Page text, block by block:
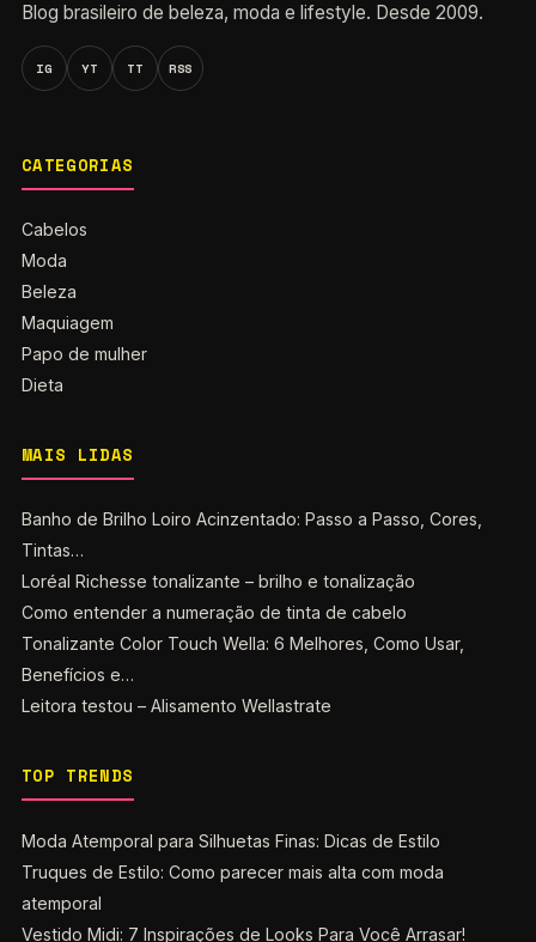
Blog brasileiro de beleza, moda e lifestyle. Desde 2009.
IG YT TT RSS
CATEGORIAS
Cabelos
Moda
Beleza
Maquiagem
Papo de mulher
Dieta
MAIS LIDAS
Banho de Brilho Loiro Acinzentado: Passo a Passo, Cores,
Tintas…
Loréal Richesse tonalizante – brilho e tonalização
Como entender a numeração de tinta de cabelo
Tonalizante Color Touch Wella: 6 Melhores, Como Usar,
Benefícios e…
Leitora testou – Alisamento Wellastrate
TOP TRENDS
Moda Atemporal para Silhuetas Finas: Dicas de Estilo
Truques de Estilo: Como parecer mais alta com moda
atemporal
Vestido Midi: 7 Inspirações de Looks Para Você Arrasar!